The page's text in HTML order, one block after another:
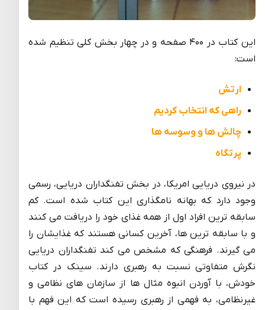
این کتاب در ۴۰۰ صفحه و در چهار بخش کلی تنظیم شده
است:
ارتش
راهی که انتخاب کردیم
چالش ها و وسوسه ها
پرتگاه
در نیروی دریایی امریکا، در بخش تفنگداران دریایی، رسمی
وجود دارد که بهانه نامگذاری این کتاب شده است. کم
سابقه ترین افراد اول از همه غذای خود را دریافت می کنند
و با سابقه ترین ها، آخرین کسانی هستند که غذایشان را
می گیرند. فرهنگی که مشخص می کند تفنگداران دریایی
نگرش متفاوتی نسبت به رهبری دارند. سینک در کتاب
خودش، با آوردن انبوه مثال ها از سازمان های نظامی و
غیرنظامی، به فهمی از رهبری رسیده است که این فهم با